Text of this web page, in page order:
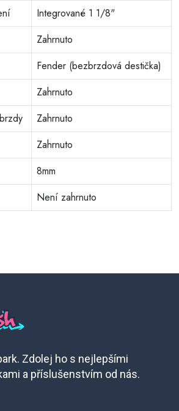
Integrované 1 1/8"
Zahrnuto
Fender (bezbrzdová destička)
Zahrnuto
Zahrnuto
Zahrnuto
8mm
Není zahrnuto
Zdolej ho s nejlepšími
a příslušenstvím od nás.